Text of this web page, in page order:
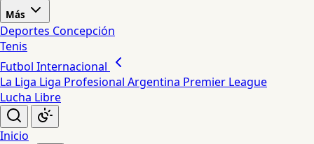
Más
Deportes Concepción
Tenis
Futbol Internacional
La Liga Liga Profesional Argentina Premier League
Lucha Libre
Inicio